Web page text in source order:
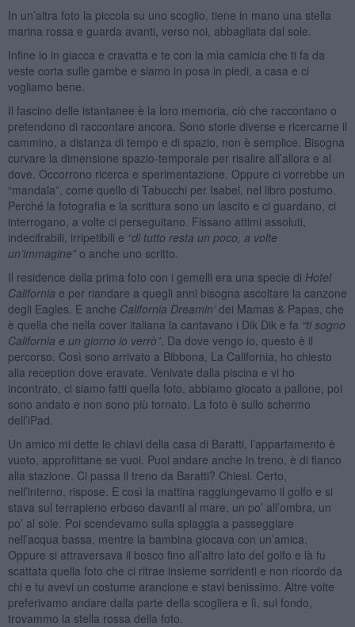
In un’altra foto la piccola su uno scoglio, tiene in mano una stella
marina rossa e guarda avanti, verso noi, abbagliata dal sole.
Infine io in giacca e cravatta e te con la mia camicia che ti fa da
veste corta sulle gambe e siamo in posa in piedi, a casa e ci
vogliamo bene.
Il fascino delle istantanee è la loro memoria, ciò che raccontano o
pretendono di raccontare ancora. Sono storie diverse e ricercarne il
cammino, a distanza di tempo e di spazio, non è semplice. Bisogna
curvare la dimensione spazio-temporale per risalire all’allora e al
dove. Occorrono ricerca e sperimentazione. Oppure ci vorrebbe un
“mandala”, come quello di Tabucchi per Isabel, nel libro postumo.
Perché la fotografia e la scrittura sono un lascito e ci guardano, ci
interrogano, a volte ci perseguitano. Fissano attimi assoluti,
indecifrabili, irripetibili e “di tutto resta un poco, a volte
un’immagine” o anche uno scritto.
Il residence della prima foto con i gemelli era una specie di Hotel
California e per riandare a quegli anni bisogna ascoltare la canzone
degli Eagles. E anche California Dreamin’dei Mamas & Papas, che
è quella che nella cover italiana la cantavano i Dik Dik e fa “ti sogno
California e un giorno io verrò”. Da dove vengo io, questo è il
percorso. Così sono arrivato a Bibbona, La California, ho chiesto
alla reception dove eravate. Venivate dalla piscina e vi ho
incontrato, ci siamo fatti quella foto, abbiamo giocato a pallone, poi
sono andato e non sono più tornato. La foto è sullo schermo
dell’iPad.
Un amico mi dette le chiavi della casa di Baratti, l’appartamento è
vuoto, approfittane se vuoi. Puoi andare anche in treno, è di fianco
alla stazione. Ci passa il treno da Baratti? Chiesi. Certo,
nell’interno, rispose. E così la mattina raggiungevamo il golfo e si
stava sul terrapieno erboso davanti al mare, un po’ all’ombra, un
po’ al sole. Poi scendevamo sulla spiaggia a passeggiare
nell’acqua bassa, mentre la bambina giocava con un’amica.
Oppure si attraversava il bosco fino all’altro lato del golfo e là fu
scattata quella foto che ci ritrae insieme sorridenti e non ricordo da
chi e tu avevi un costume arancione e stavi benissimo. Altre volte
preferivamo andare dalla parte della scogliera e lì, sul fondo,
trovammo la stella rossa della foto.